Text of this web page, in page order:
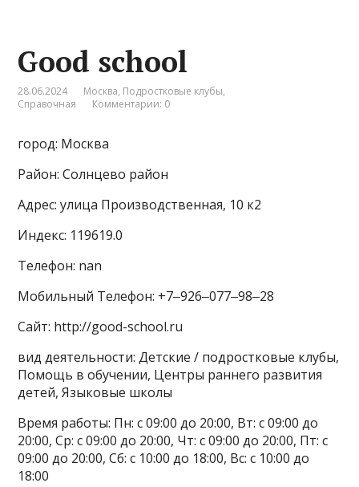
Good school
28.06.2024 Москва, Подростковые клубы,
Справочная
Комментарии: 0
город: Москва
Район: Солнцево район
Адрес: улица Производственная, 10 к2
Индекс: 119619.0
Телефон: nan
Мобильный Телефон: +7‒926‒077‒98‒28
Сайт: http://good-school.ru
вид деятельности: Детские / подростковые клубы,
Помощь в обучении, Центры раннего развития
детей, Языковые школы
Время работы: Пн: с 09:00 до 20:00, Вт: с 09:00 до
20:00, Ср: с 09:00 до 20:00, Чт: с 09:00 до 20:00, Пт: с
09:00 до 20:00, Сб: с 10:00 до 18:00, Вс: с 10:00 до
18:00